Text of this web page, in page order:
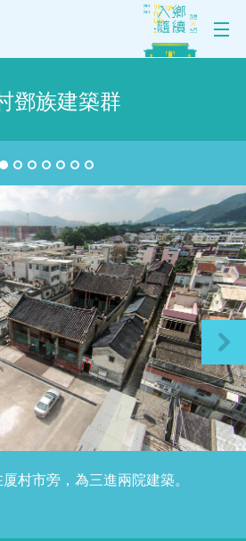
鄧族建築群
村市旁，為三進兩院建築。